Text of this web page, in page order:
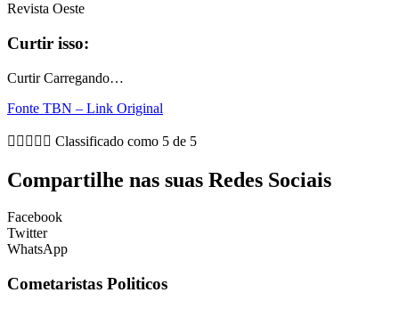
Revista Oeste
Curtir isso:
Curtir Carregando…
Fonte TBN – Link Original
     Classificado como 5 de 5
Compartilhe nas suas Redes Sociais
Facebook
Twitter
WhatsApp
Cometaristas Politicos